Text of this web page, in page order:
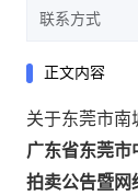
联系方式
正文内容
关于东莞市南
广东省东莞市
拍卖公告暨网